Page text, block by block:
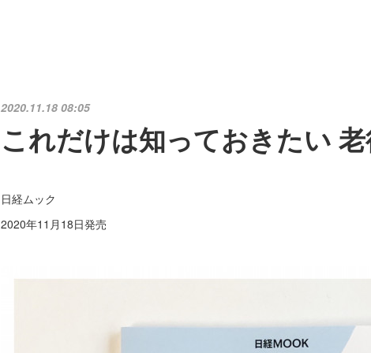
2020.11.18 08:05
これだけは知っておきたい
日経ムック
2020年11月18日発売